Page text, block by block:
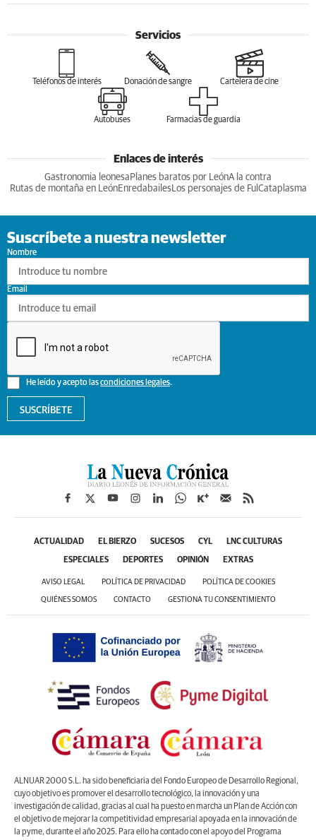
Servicios
Teléfonos de interés Donación de sangre Cartelera de cine
Autobuses Farmacias de guardia
Enlaces de interés
Gastronomia leonesa Planes baratos por LeónA la contra
Rutas de montaña en LeónEnredabailesLos personajes de Ful Cataplasma
Suscríbete a nuestra newsletter
Nombre
He leído y acepto lascondiciones legales.
Email
SUSCRÍBETE
ACTUALIDAD EL BIERZO SUCESOS CYL LNC CULTURAS
ESPECIALES DEPORTES OPINIÓN EXTRAS
AVISO LEGAL POLÍTICA DE PRIVACIDAD POLÍTICA DE COOKIES
QUIÉNES SOMOS CONTACTO GESTIONA TU CONSENTIMIENTO
ALNUAR 2000 S.L. ha sido beneficiaria del Fondo Europeo de Desarrollo Regional,
cuyo objetivo es promover el desarrollo tecnológico, la innovación y una
investigación de calidad, gracias al cual ha puesto en marcha un Plan de Acción con
el objetivo de mejorar la competitividad empresarial apoyada en la innovación de
la pyme, durante el año 2025. Para ello ha contado con el apoyo del Programa